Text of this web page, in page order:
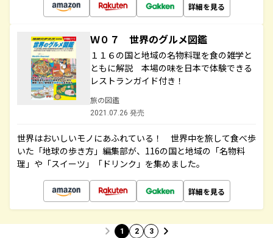
詳細を見る
Ｗ０７ 世界のグルメ図鑑
１１６の国と地域の名物料理を食の雑学と
ともに解説 本場の味を日本で体験できる
レストランガイド付き！
旅の図鑑
2021.07.26 発売
世界はおいしいモノにあふれている！ 世界中を旅して食べ歩
いた「地球の歩き方」編集部が、116の国と地域の「名物料
理」や「スイーツ」「ドリンク」を集めました。
詳細を見る
1 2 3